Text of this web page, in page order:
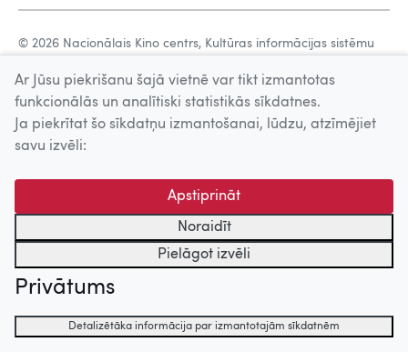
© 2026 Nacionālais Kino centrs, Kultūras informācijas sistēmu
kinofotofonodokumentu arhīvs.
Ar Jūsu piekrišanu šajā vietnē var tikt izmantotas
funkcionālās un analītiski statistikās sīkdatnes.
Ja piekrītat šo sīkdatņu izmantošanai, lūdzu, atzīmējiet
savu izvēli:
Apstiprināt
Noraidīt
Pielāgot izvēli
Privātums
Detalizētāka informācija par izmantotajām sīkdatnēm